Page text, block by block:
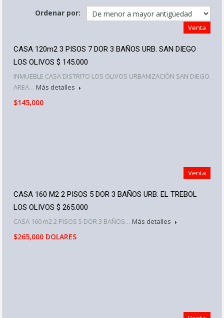
Ordenar por:
Venta
CASA 120m2 3 PISOS 7 DOR 3 BAÑOS URB. SAN DIEGO
LOS OLIVOS $ 145.000
INMUEBLE CASA DISTRITO LOS OLIVOS URBANIZACIÓN SAN DIEGO
AREA… Más detalles
$145,000
Venta
CASA 160 M2 2 PISOS 5 DOR 3 BAÑOS URB. EL TREBOL
LOS OLIVOS $ 265.000
CASA 160 m2 2 PISOS 5 DOR 3 BAÑOS… Más detalles
$265,000 DOLARES